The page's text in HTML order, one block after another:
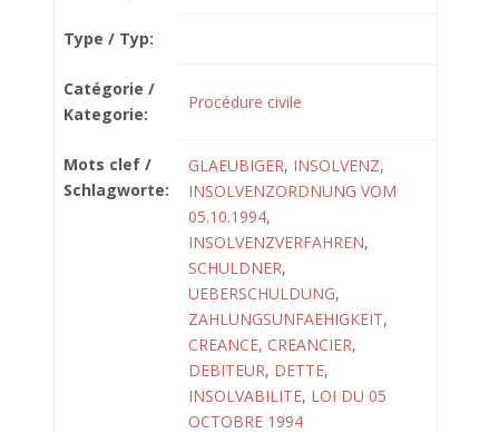
Type / Typ:
Catégorie /
Kategorie:
Procédure civile
Mots clef /
Schlagworte:
GLAEUBIGER, INSOLVENZ,
INSOLVENZORDNUNG VOM
05.10.1994,
INSOLVENZVERFAHREN,
SCHULDNER,
UEBERSCHULDUNG,
ZAHLUNGSUNFAEHIGKEIT,
CREANCE, CREANCIER,
DEBITEUR, DETTE,
INSOLVABILITE, LOI DU 05
OCTOBRE 1994